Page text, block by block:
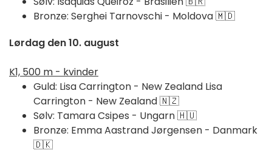
Bronze: Serghei Tarnovschi - Moldova 🇲🇩
Lørdag den 10. august
K1, 500 m - kvinder
Guld: Lisa Carrington - New Zealand Lisa
Carrington - New Zealand 🇳🇿
Sølv: Tamara Csipes - Ungarn 🇭🇺
Bronze: Emma Aastrand Jørgensen - Danmark
🇩🇰